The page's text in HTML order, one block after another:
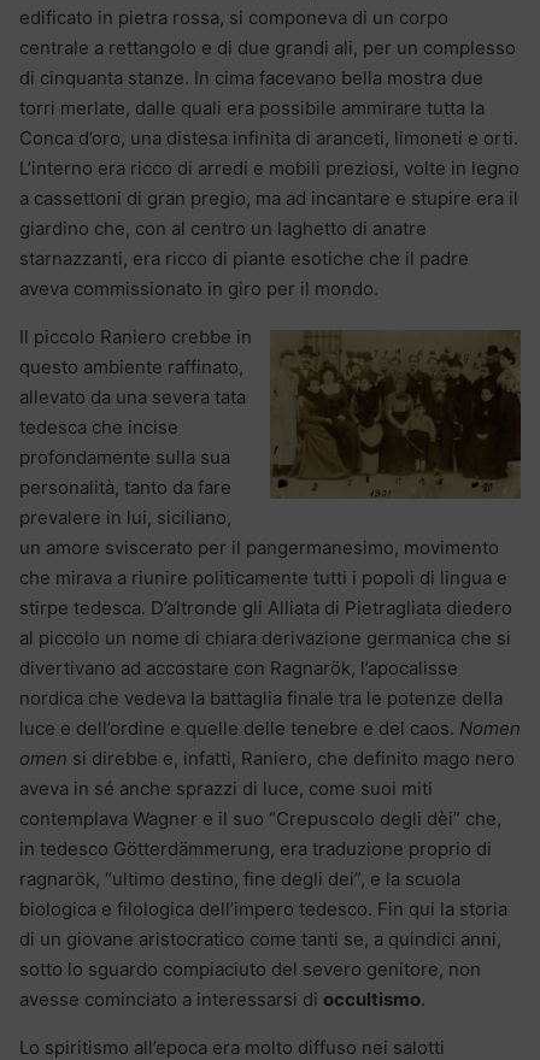
edificato in pietra rossa, si componeva di un corpo
centrale a rettangolo e di due grandi ali, per un complesso
di cinquanta stanze. In cima facevano bella mostra due
torri merlate, dalle quali era possibile ammirare tutta la
Conca d’oro, una distesa infinita di aranceti, limoneti e orti.
L’interno era ricco di arredi e mobili preziosi, volte in legno
a cassettoni di gran pregio, ma ad incantare e stupire era il
giardino che, con al centro un laghetto di anatre
starnazzanti, era ricco di piante esotiche che il padre
aveva commissionato in giro per il mondo.
Il piccolo Raniero crebbe in
questo ambiente raffinato,
allevato da una severa tata
tedesca che incise
profondamente sulla sua
personalità, tanto da fare
prevalere in lui, siciliano,
un amore sviscerato per il pangermanesimo, movimento
che mirava a riunire politicamente tutti i popoli di lingua e
stirpe tedesca. D’altronde gli Alliata di Pietragliata diedero
al piccolo un nome di chiara derivazione germanica che si
divertivano ad accostare con Ragnarök, l’apocalisse
nordica che vedeva la battaglia finale tra le potenze della
luce e dell’ordine e quelle delle tenebre e del caos. Nomen
omen si direbbe e, infatti, Raniero, che definito mago nero
aveva in sé anche sprazzi di luce, come suoi miti
contemplava Wagner e il suo “Crepuscolo degli dèi” che,
in tedesco Götterdämmerung, era traduzione proprio di
ragnarök, “ultimo destino, fine degli dei”, e la scuola
biologica e filologica dell’impero tedesco. Fin qui la storia
di un giovane aristocratico come tanti se, a quindici anni,
sotto lo sguardo compiaciuto del severo genitore, non
avesse cominciato a interessarsi di occultismo.
Lo spiritismo all’epoca era molto diffuso nei salotti